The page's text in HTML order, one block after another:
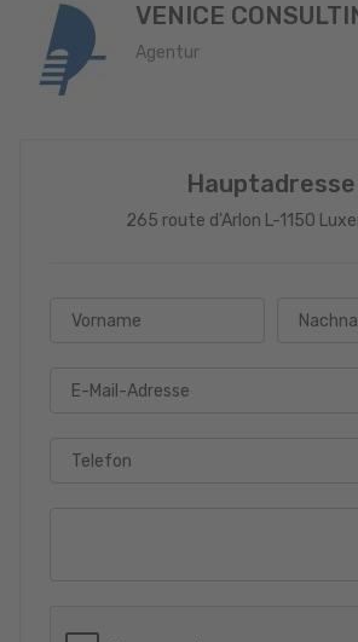
VENICE
Agentur
Hauptadresse
265 route d'Arlon L-1150
Vorname
E-Mail-Adresse
Telefon